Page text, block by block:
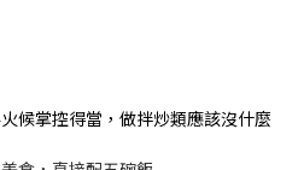
候掌控得當，做拌炒類應該沒什麼